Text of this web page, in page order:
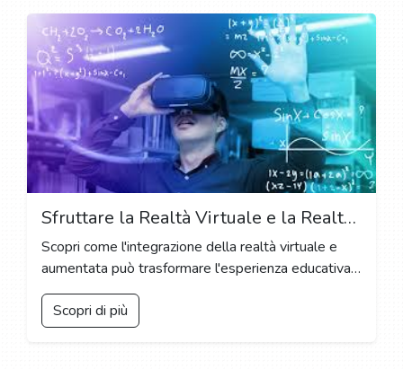
Sfruttare la Realtà Virtuale e la Realtà Aumentata nell'Educazione: Una Nuova Frontiera per l'Apprendimento Interattivo
Scopri come l'integrazione della realtà virtuale e
aumentata può trasformare l'esperienza educativa
e arricchire l'apprendimento degli studenti.
Scopri di più